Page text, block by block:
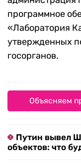
программное
«Лаборатория
утвержденных
госорганов.
Объясняем
Путин вывел
объектов: что